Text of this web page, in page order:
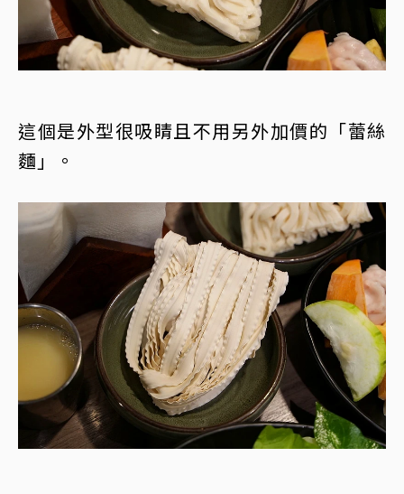
這個是外型很吸睛且不用另外加價的「蕾絲
麵」。